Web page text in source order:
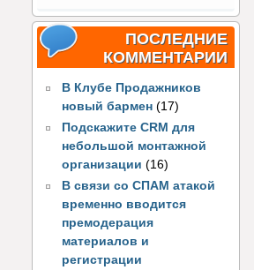
ПОСЛЕДНИЕ
КОММЕНТАРИИ
В Клубе Продажников
новый бармен (17)
Подскажите CRM для
небольшой монтажной
организации (16)
В связи со СПАМ атакой
временно вводится
премодерация
материалов и
регистрации